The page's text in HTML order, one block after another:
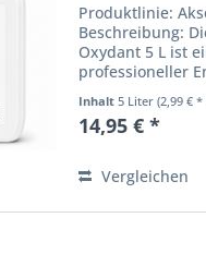
Produktlinie:
Beschreibung:
Oxydant 5 L ist
professioneller
oxidative
cremige
sowie einfaches...
Inhalt 5 Liter(2,99 €
14,95 € *
Vergleichen